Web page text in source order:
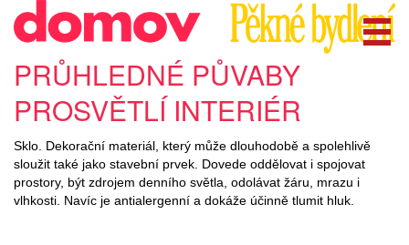
PRŮHLEDNÉ PŮVABY
PROSVĚTLÍ INTERIÉR
Sklo. Dekorační materiál, který může dlouhodobě a spolehlivě
sloužit také jako stavební prvek. Dovede oddělovat i spojovat
prostory, být zdrojem denního světla, odolávat žáru, mrazu i
vlhkosti. Navíc je antialergenní a dokáže účinně tlumit hluk.